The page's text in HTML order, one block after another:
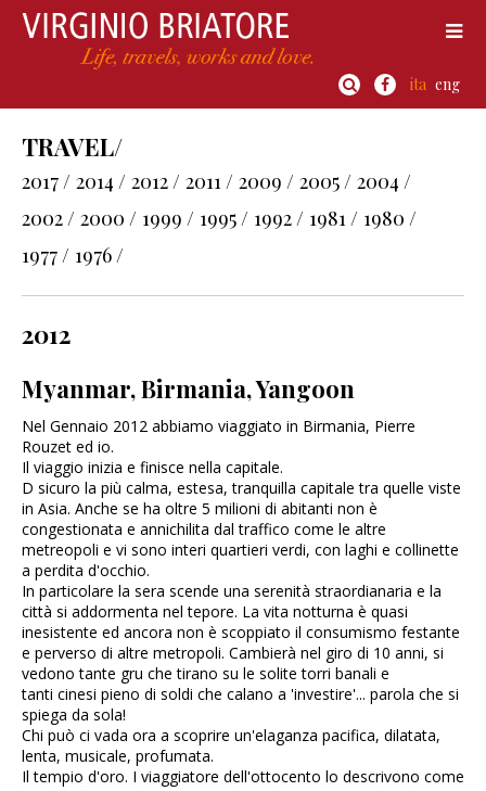
ita eng
TRAVEL/
2017 / 2014 / 2012 / 2011 / 2009 / 2005 / 2004 /
2002 / 2000 / 1999 / 1995 / 1992 / 1981 / 1980 /
1977 / 1976 /
2012
Myanmar, Birmania, Yangoon
Nel Gennaio 2012 abbiamo viaggiato in Birmania, Pierre
Rouzet ed io.
Il viaggio inizia e finisce nella capitale.
D sicuro la più calma, estesa, tranquilla capitale tra quelle viste
in Asia. Anche se ha oltre 5 milioni di abitanti non è
congestionata e annichilita dal traffico come le altre
metreopoli e vi sono interi quartieri verdi, con laghi e collinette
a perdita d'occhio.
In particolare la sera scende una serenità straordianaria e la
città si addormenta nel tepore. La vita notturna è quasi
inesistente ed ancora non è scoppiato il consumismo festante
e perverso di altre metropoli. Cambierà nel giro di 10 anni, si
vedono tante gru che tirano su le solite torri banali e
tanti cinesi pieno di soldi che calano a 'investire'... parola che si
spiega da sola!
Chi può ci vada ora a scoprire un'elaganza pacifica, dilatata,
lenta, musicale, profumata.
Il tempio d'oro. I viaggiatore dell'ottocento lo descrivono come